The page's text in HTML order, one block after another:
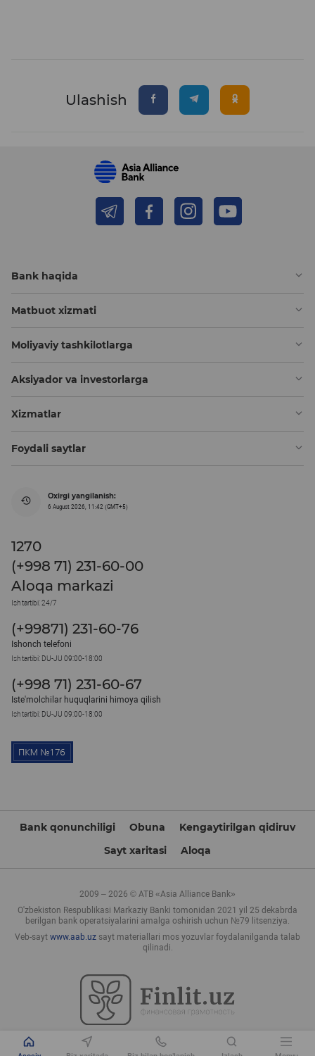
Ulashish
Bank haqida
Matbuot xizmati
Moliyaviy tashkilotlarga
Aksiyador va investorlarga
Xizmatlar
Foydali saytlar
Oxirgi yangilanish:
6 August 2026, 11:42 (GMT+5)
1270
(+998 71) 231-60-00
Aloqa markazi
Ish tartibi: 24/7
(+99871) 231-60-76
Ishonch telefoni
Ish tartibi: DU-JU 09:00-18:00
(+998 71) 231-60-67
Iste'molchilar huquqlarini himoya qilish
Ish tartibi: DU-JU 09:00-18:00
Bank qonunchiligi Obuna
Kengaytirilgan qidiruv
Sayt xaritasi
Aloqa
2009 – 2026 © ATB «Asia Alliance Bank»
O'zbekiston Respublikasi Markaziy Banki tomonidan 2021 yil 25 dekabrda
berilgan bank operatsiyalarini amalga oshirish uchun №79 litsenziya.
Veb-sayt www.aab.uz sayt materiallari mos yozuvlar foydalanilganda talab
qilinadi.